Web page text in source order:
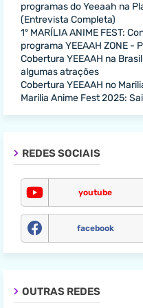
programas do Yeeaah na
(Entrevista Completa)
1º MARÍLIA ANIME FEST:
programa YEEAAH ZONE -
Cobertura YEEAAH na
algumas atrações
Cobertura YEEAAH no
Marilia Anime Fest 2025:
REDES SOCIAIS
youtube
facebook
OUTRAS REDES